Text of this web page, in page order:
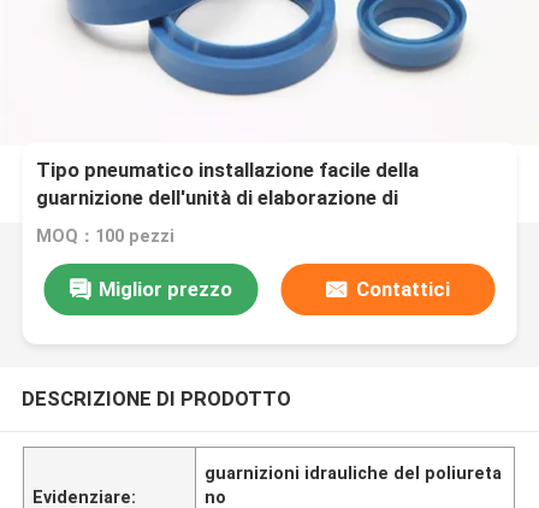
Tipo pneumatico installazione facile della
guarnizione dell'unità di elaborazione di
combinazione ZHM di dimensione standard
MOQ：100 pezzi
Miglior prezzo Contattici
DESCRIZIONE DI PRODOTTO
Evidenziare:
guarnizioni idrauliche del poliureta
no